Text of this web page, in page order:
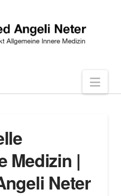
Medizin |
Neter